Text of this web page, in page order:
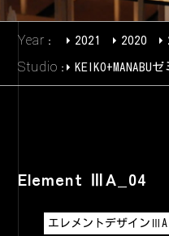
Year 2021 2020
Studio KEIKO+MANABUゼ
Element ⅢA_04
エレメントデザインⅢA